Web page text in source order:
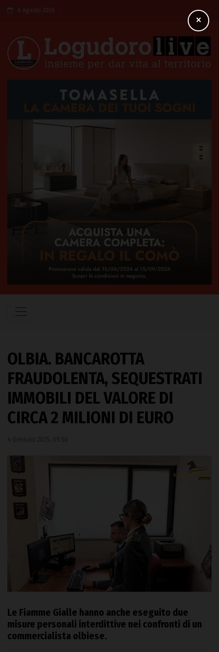
6 Agosto 2026
OLBIA. BANCAROTTA
FRAUDOLENTA, SEQUESTRATI
IMMOBILI DEL VALORE DI
CIRCA 2 MILIONI DI EURO
Le Fiamme Gialle hanno anche eseguito due
misure personali interdittive nei confronti di un
commercialista olbiese.
×